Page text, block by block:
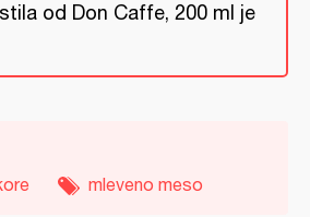
od Don Caffe, 200 ml je
mleveno meso